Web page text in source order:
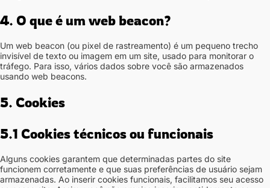
4. O que é um web beacon?
Um web beacon (ou pixel de rastreamento) é um pequeno trecho
invisível de texto ou imagem em um site, usado para monitorar o
tráfego. Para isso, vários dados sobre você são armazenados
usando web beacons.
5. Cookies
5.1 Cookies técnicos ou funcionais
Alguns cookies garantem que determinadas partes do site
funcionem corretamente e que suas preferências de usuário sejam
armazenadas. Ao inserir cookies funcionais, facilitamos seu acesso